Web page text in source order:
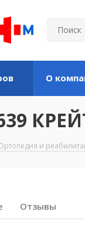
О
и
Отзывы